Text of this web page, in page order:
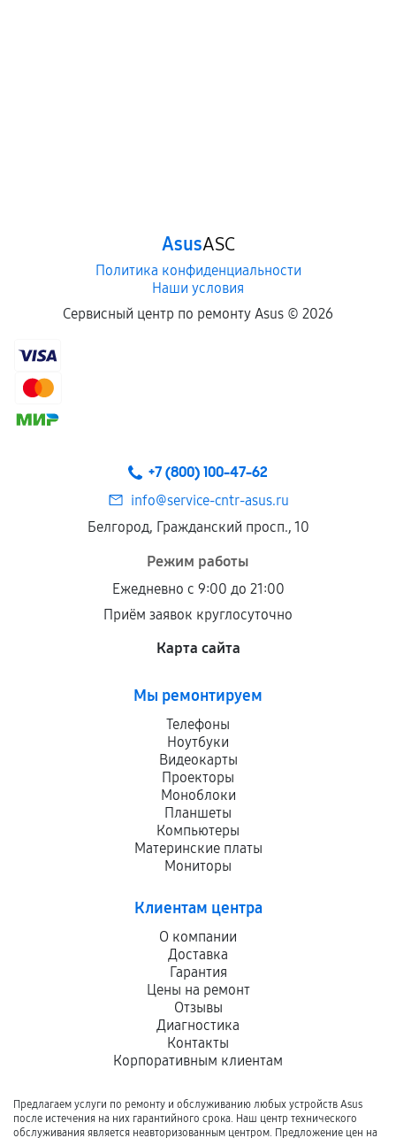
AsusASC
Политика конфиденциальности
Наши условия
Сервисный центр по ремонту Asus © 2026
+7 (800) 100-47-62
info@service-cntr-asus.ru
Белгород, Гражданский просп., 10
Режим работы
Ежедневно с 9:00 до 21:00
Приём заявок круглосуточно
Карта сайта
Мы ремонтируем
Телефоны
Ноутбуки
Видеокарты
Проекторы
Моноблоки
Планшеты
Компьютеры
Материнские платы
Мониторы
Клиентам центра
О компании
Доставка
Гарантия
Цены на ремонт
Отзывы
Диагностика
Контакты
Корпоративным клиентам
Предлагаем услуги по ремонту и обслуживанию любых устройств Asus
после истечения на них гарантийного срока. Наш центр технического
обслуживания является неавторизованным центром. Предложение цен на